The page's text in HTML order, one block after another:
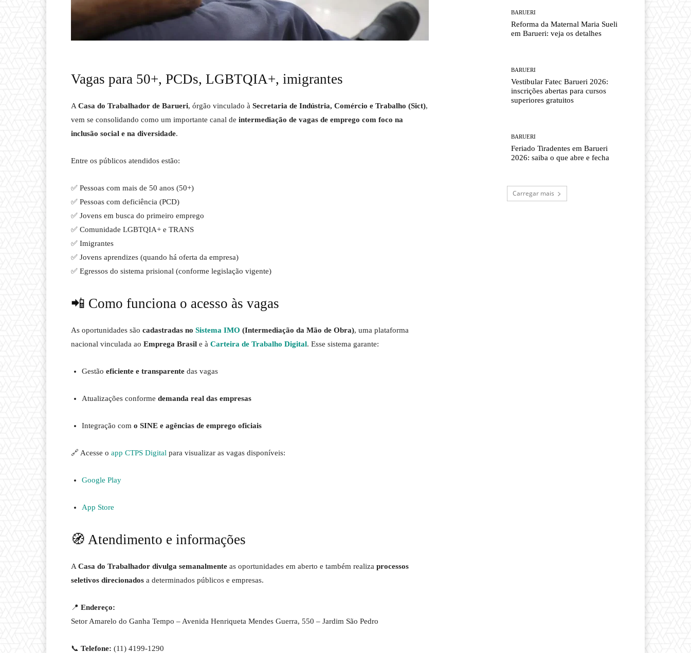
Vagas para 50+, PCDs, LGBTQIA+, imigrantes
A Casa do Trabalhador de Barueri, órgão vinculado à Secretaria de Indústria, Comércio e Trabalho (Sict),
vem se consolidando como um importante canal de intermediação de vagas de emprego com foco na
inclusão social e na diversidade.
Entre os públicos atendidos estão:
✅ Pessoas com mais de 50 anos (50+)
✅ Pessoas com deficiência (PCD)
✅ Jovens em busca do primeiro emprego
✅ Comunidade LGBTQIA+ e TRANS
✅ Imigrantes
✅ Jovens aprendizes (quando há oferta da empresa)
✅ Egressos do sistema prisional (conforme legislação vigente)
📲 Como funciona o acesso às vagas
As oportunidades são cadastradas no Sistema IMO (Intermediação da Mão de Obra), uma plataforma
nacional vinculada ao Emprega Brasil e à Carteira de Trabalho Digital. Esse sistema garante:
Gestão eficiente e transparente das vagas
Atualizações conforme demanda real das empresas
Integração com o SINE e agências de emprego oficiais
🔗 Acesse o app CTPS Digital para visualizar as vagas disponíveis:
Google Play
App Store
🧭 Atendimento e informações
A Casa do Trabalhador divulga semanalmente as oportunidades em aberto e também realiza processos
seletivos direcionados a determinados públicos e empresas.
📍 Endereço:
Setor Amarelo do Ganha Tempo – Avenida Henriqueta Mendes Guerra, 550 – Jardim São Pedro
📞 Telefone: (11) 4199-1290
BARUERI
Reforma da Maternal Maria Sueli
em Barueri: veja os detalhes
BARUERI
Vestibular Fatec Barueri 2026:
inscrições abertas para cursos
superiores gratuitos
BARUERI
Feriado Tiradentes em Barueri
2026: saiba o que abre e fecha
Carregar mais